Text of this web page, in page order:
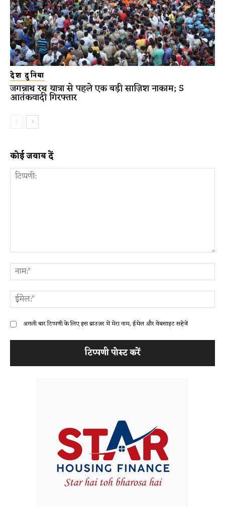
देश दुनिया
जगन्नाथ रथ यात्रा से पहले एक बड़ी साज़िश नाकाम; 5
आतंकवादी गिरफ्तार
कोई जवाब दें
अगली बार टिप्पणी के लिए इस ब्राउज़र में मेरा नाम, ईमेल और वेबसाइट सहेजें